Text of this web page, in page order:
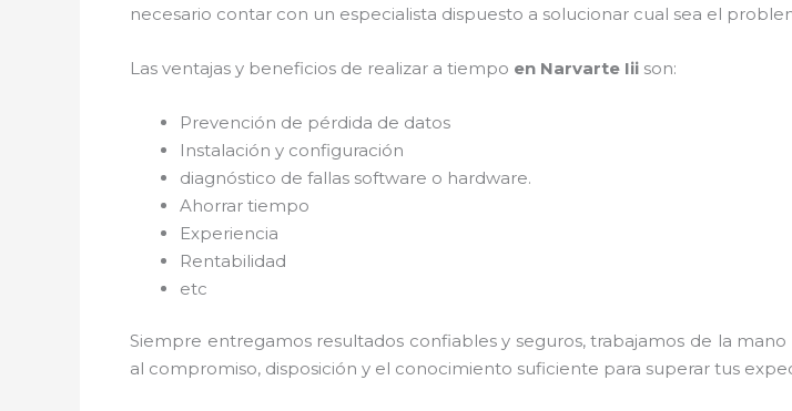
necesario contar con un especialista dispuesto a solucionar cual sea el
Las ventajas y beneficios de realizar a tiempo en Narvarte Iii son:
Prevención de pérdida de datos
Instalación y configuración
diagnóstico de fallas software o hardware.
Ahorrar tiempo
Experiencia
Rentabilidad
etc
Siempre entregamos resultados confiables y seguros, trabajamos de la
al compromiso, disposición y el conocimiento suficiente para superar tus